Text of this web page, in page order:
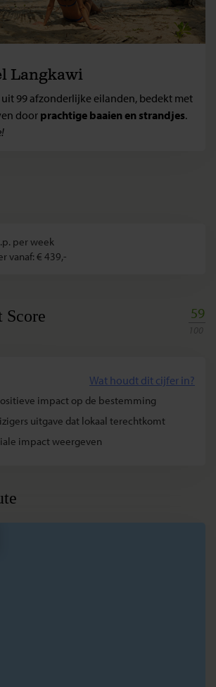
Langkawi
99 afzonderlijke eilanden, bedekt met
door prachtige baaien en strandjes.
per week
vanaf: € 439,-
Score 59
Wat houdt dit cijfer in?
impact op de bestemming
uitgave dat lokaal terechtkomt
impact weergeven